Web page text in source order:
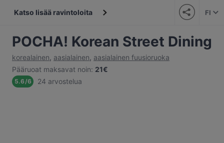
Katso lisää ravintoloita FI
POCHA! Korean Street Dining
korealainen, aasialainen, aasialainen fuusioruoka
Pääruoat maksavat noin: 21€
5.6/6 24 arvostelua